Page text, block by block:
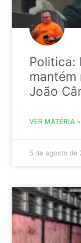
Politica:
João
VER MATÉRIA »
5 de agosto de